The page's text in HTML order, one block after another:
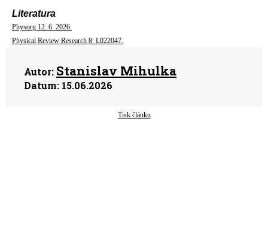
Literatura
Physorg 12. 6. 2026.
Physical Review Research 8: L022047.
Autor: Stanislav Mihulka
Datum: 15.06.2026
Tisk článku